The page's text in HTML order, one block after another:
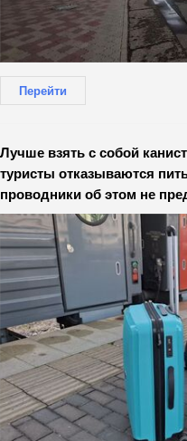
Перейти
Лучше взять с собой
туристы отказываются
проводники об этом не